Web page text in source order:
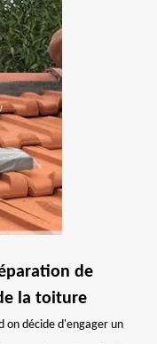
de
la toiture
on décide d'engager un